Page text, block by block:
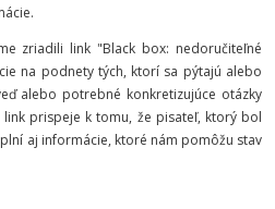
zriadili link "Black box: nedoručiteľné
na podnety tých, ktorí sa pýtajú alebo
alebo potrebné konkretizujúce otázky
prispeje k tomu, že pisateľ, ktorý bol
aj informácie, ktoré nám pomôžu stav